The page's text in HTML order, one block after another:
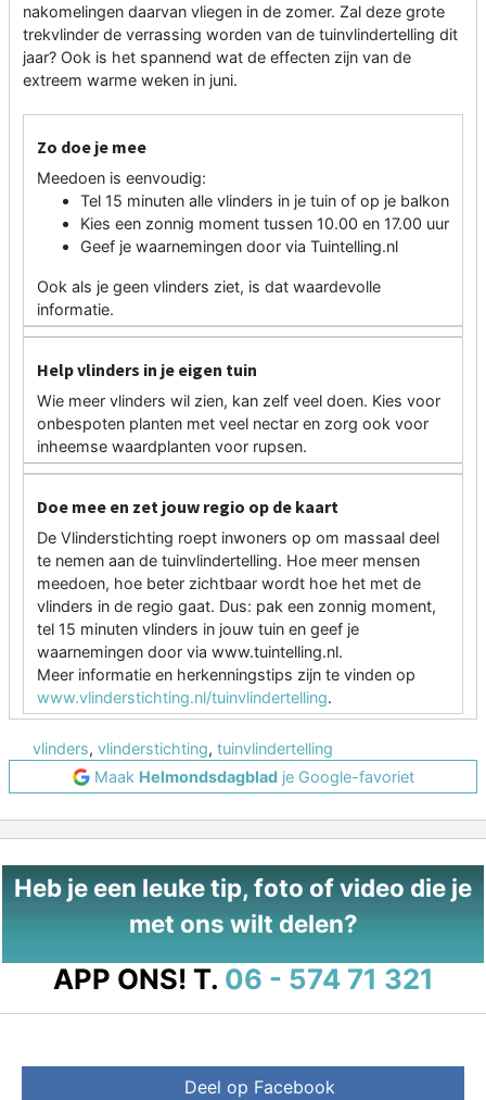
nakomelingen daarvan vliegen in de zomer. Zal deze grote
trekvlinder de verrassing worden van de tuinvlindertelling dit
jaar? Ook is het spannend wat de effecten zijn van de
extreem warme weken in juni.
Zo doe je mee
Meedoen is eenvoudig:
Tel 15 minuten alle vlinders in je tuin of op je balkon
Kies een zonnig moment tussen 10.00 en 17.00 uur
Geef je waarnemingen door via Tuintelling.nl
Ook als je geen vlinders ziet, is dat waardevolle
informatie.
Help vlinders in je eigen tuin
Wie meer vlinders wil zien, kan zelf veel doen. Kies voor
onbespoten planten met veel nectar en zorg ook voor
inheemse waardplanten voor rupsen.
Doe mee en zet jouw regio op de kaart
De Vlinderstichting roept inwoners op om massaal deel
te nemen aan de tuinvlindertelling. Hoe meer mensen
meedoen, hoe beter zichtbaar wordt hoe het met de
vlinders in de regio gaat. Dus: pak een zonnig moment,
tel 15 minuten vlinders in jouw tuin en geef je
waarnemingen door via www.tuintelling.nl.
Meer informatie en herkenningstips zijn te vinden op
www.vlinderstichting.nl/tuinvlindertelling.
vlinders, vlinderstichting, tuinvlindertelling
Maak Helmondsdagbladje Google-favoriet
Heb je een leuke tip, foto of video die je
met ons wilt delen?
APP ONS! T. 06 - 574 71 321
Deel op Facebook